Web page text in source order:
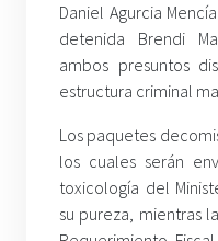
Daniel Agurcia
detenida Brendi
ambos presuntos
estructura criminal
Los paquetes
los cuales serán
toxicología del
su pureza, mientras